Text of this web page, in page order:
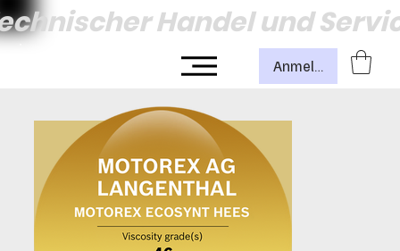
Handel und
Anmelden